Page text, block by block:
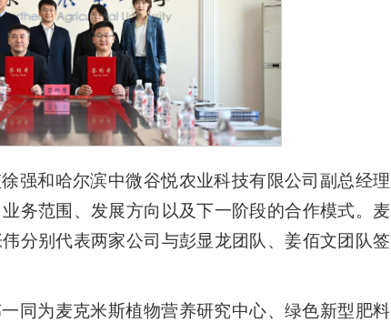
强和哈尔滨中微谷悦农业科技有限公司副总经理
务范围、发展方向以及下一阶段的合作模式。 麦
分别代表两家公司与彭显龙团队、姜佰文团队签
同为麦克米斯植物营养研究中心、绿色新型肥料